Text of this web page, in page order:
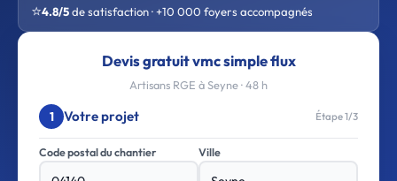
⭐4.8/5de satisfaction · +10 000 foyers accompagnés
Devis gratuit vmc simple flux
Artisans RGE à Seyne · 48 h
1 Votre projet Étape 1/3
Code postal du chantier Ville